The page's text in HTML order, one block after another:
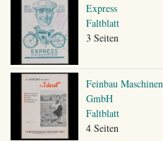
Express
Faltblatt
3 Seiten
Feinbau Maschinen
GmbH
Faltblatt
4 Seiten